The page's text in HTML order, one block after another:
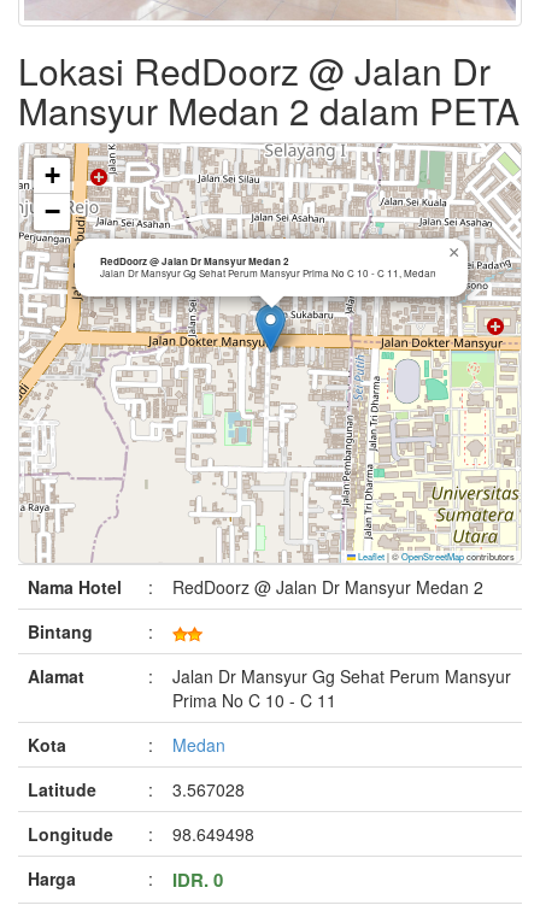
Lokasi RedDoorz @ Jalan Dr
Mansyur Medan 2 dalam PETA
RedDoorz @ Jalan Dr Mansyur Medan 2
Jalan Dr Mansyur Gg Sehat Perum Mansyur Prima No C 10 - C 11, Medan
×
+
−
Leaflet|©OpenStreetMapcontributors
Nama Hotel :
RedDoorz @ Jalan Dr Mansyur Medan 2
Bintang
:
Alamat
:
Jalan Dr Mansyur Gg Sehat Perum Mansyur
Prima No C 10 - C 11
Kota
:
Medan
Latitude
:
3.567028
Longitude
:
98.649498
Harga
: IDR. 0